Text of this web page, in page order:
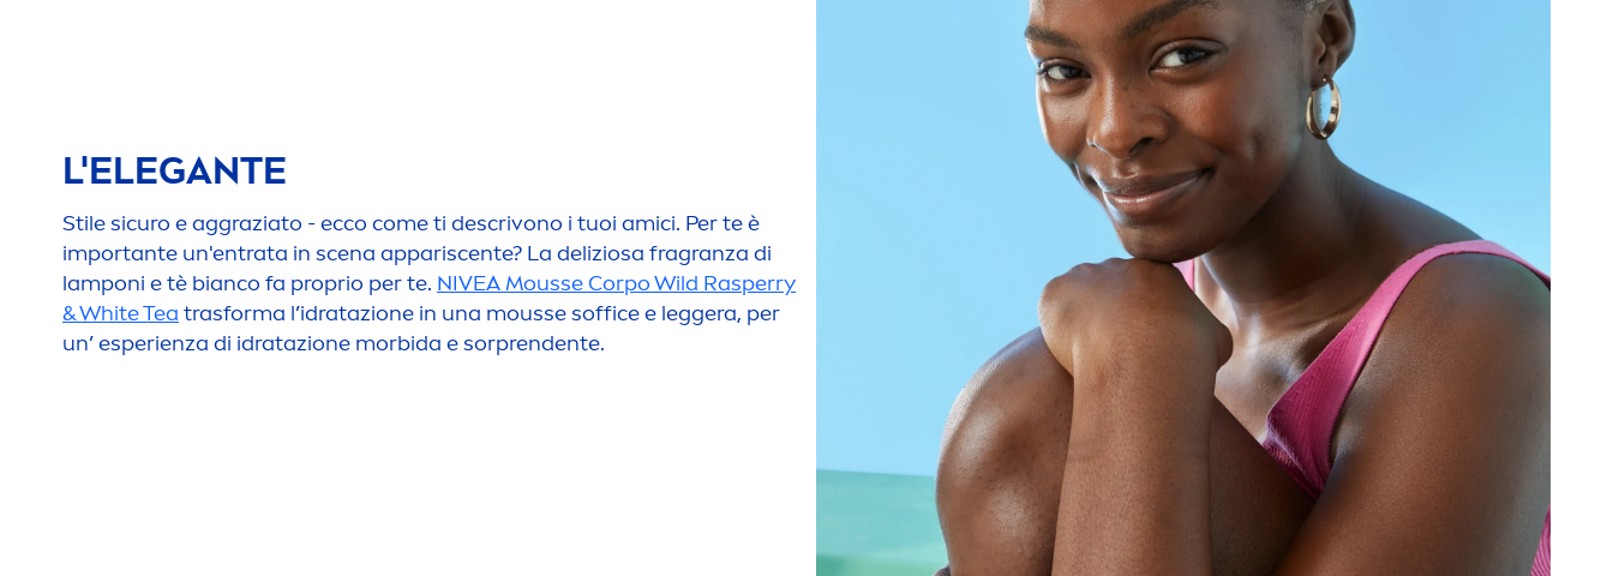
L'ELEGANTE
Stile sicuro e aggraziato - ecco come ti descrivono i tuoi amici. Per te è
importante un'entrata in scena appariscente? La deliziosa fragranza di
lamponi e tè bianco fa proprio per te. NIVEAMousse Corpo Wild Rasperry
&WhiteTea trasforma l’idratazione in una mousse soffice e leggera, per
un’ esperienza di idratazione morbida e sorprendente.